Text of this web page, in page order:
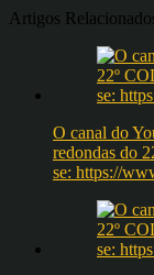
Artigos
O canal do
redondas do
se: https://